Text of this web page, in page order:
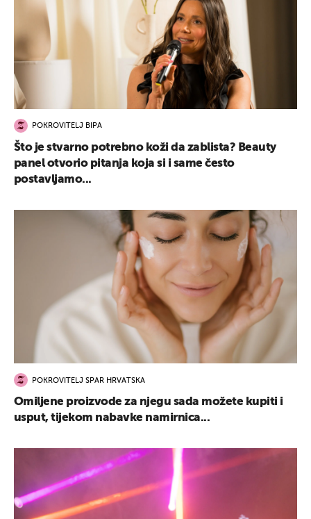
POKROVITELJ BIPA
Što je stvarno potrebno koži da zablista? Beauty
panel otvorio pitanja koja si i same često
postavljamo...
POKROVITELJ SPAR HRVATSKA
Omiljene proizvode za njegu sada možete kupiti i
usput, tijekom nabavke namirnica...